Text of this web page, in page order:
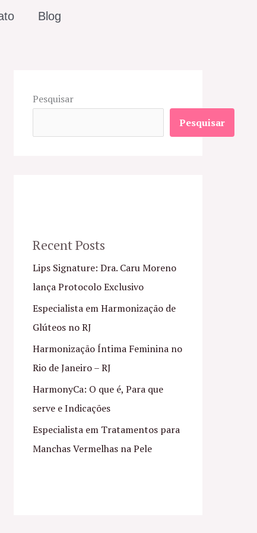
Blog
Pesquisar
Pesquisar
Recent Posts
Lips Signature: Dra. Caru Moreno
lança Protocolo Exclusivo
Especialista em Harmonização de
Glúteos no RJ
Harmonização Íntima Feminina no
Rio de Janeiro – RJ
HarmonyCa: O que é, Para que
serve e Indicações
Especialista em Tratamentos para
Manchas Vermelhas na Pele